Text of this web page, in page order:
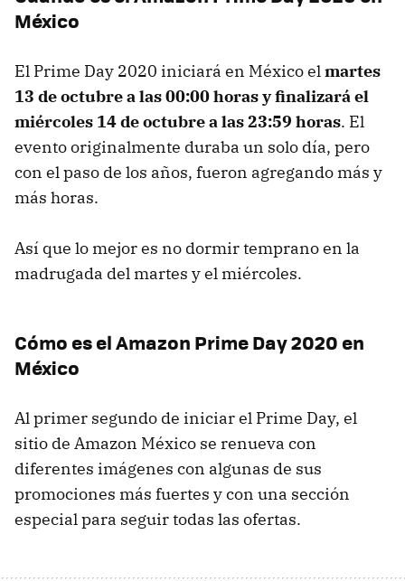
México
El Prime Day 2020 iniciará en México elmartes
13 de octubre a las 00:00 horas y finalizará el
miércoles 14 de octubre a las 23:59 horas. El
evento originalmente duraba un solo día, pero
con el paso de los años, fueron agregando más y
más horas.
Así que lo mejor es no dormir temprano en la
madrugada del martes y el miércoles.
Cómo es el Amazon Prime Day 2020 en
México
Al primer segundo de iniciar el Prime Day, el
sitio de Amazon México se renueva con
diferentes imágenes con algunas de sus
promociones más fuertes y con una sección
especial para seguir todas las ofertas.